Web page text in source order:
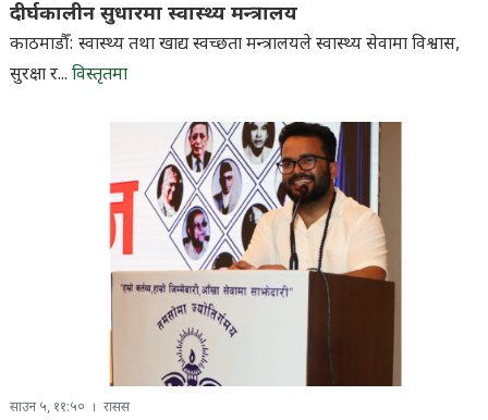
दीर्घकालीन सुधारमा स्वास्थ्य मन्त्रालय
काठमाडौँ: स्वास्थ्य तथा खाद्य स्वच्छता मन्त्रालयले स्वास्थ्य सेवामा विश्वास,
सुरक्षा र... विस्तृतमा
साउन ५, ११:५० रासस